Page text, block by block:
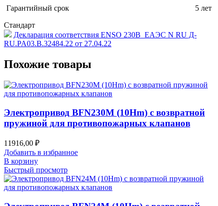
Гарантийный срок 5 лет
Стандарт
Декларация соответствия ENSO 230B_ЕАЭС N RU Д-
RU.PA03.B.32484.22 от 27.04.22
Похожие товары
Электропривод BFN230M (10Hm) с возвратной
пружиной для противопожарных клапанов
11916,00 ₽
Добавить в избранное
В корзину
Быстрый просмотр